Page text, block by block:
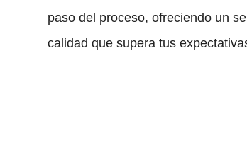
paso del proceso, ofreciendo un
calidad que supera tus